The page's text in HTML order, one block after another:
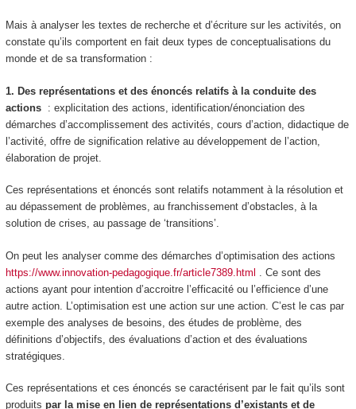
Mais à analyser les textes de recherche et d’écriture sur les activités, on
constate qu’ils comportent en fait deux types de conceptualisations du
monde et de sa transformation :
1. Des représentations et des énoncés relatifs à la conduite des
actions
: explicitation des actions, identification/énonciation des
démarches d’accomplissement des activités, cours d’action, didactique de
l’activité, offre de signification relative au développement de l’action,
élaboration de projet.
Ces représentations et énoncés sont relatifs notamment à la résolution et
au dépassement de problèmes, au franchissement d’obstacles, à la
solution de crises, au passage de ‘transitions’.
On peut les analyser comme des démarches d’optimisation des actions
https://www.innovation-pedagogique.fr/article7389.html
. Ce sont des
actions ayant pour intention d’accroitre l’efficacité ou l’efficience d’une
autre action.
L’optimisation est une action sur une action. C’est le cas par
exemple des analyses de besoins, des études de problème, des
définitions d’objectifs, des évaluations d’action et des évaluations
stratégiques.
Ces représentations et ces énoncés se caractérisent par le fait qu’ils sont
produits par la mise en lien de représentations d’existants et de